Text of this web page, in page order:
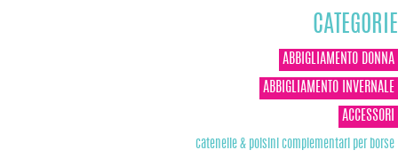
CATEGORIE
ABBIGLIAMENTO DONNA
ABBIGLIAMENTO INVERNALE
ACCESSORI
catenelle & polsini complementari per borse